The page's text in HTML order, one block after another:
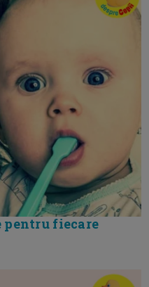
pentru fiecare